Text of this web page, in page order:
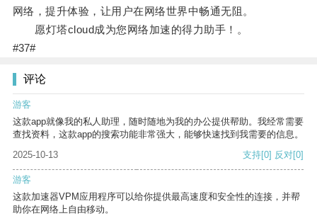
网络，提升体验，让用户在网络世界中畅通无阻。
愿灯塔cloud成为您网络加速的得力助手！。
#37#
评论
游客
这款app就像我的私人助理，随时随地为我的办公提供帮助。我经常需要
查找资料，这款app的搜索功能非常强大，能够快速找到我需要的信息。
2025-10-13
支持[0] 反对[0]
游客
这款加速器VPM应用程序可以给你提供最高速度和安全性的连接，并帮
助你在网络上自由移动。